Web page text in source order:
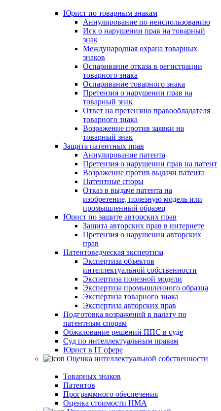
Юрист по товарным знакам
Аннулирование по неиспользованию
Иск о нарушении прав на товарный
знак
Международная охрана товарных
знаков
Оспаривание отказа в регистрации
товарного знака
Оспаривание товарного знака
Претензия о нарушении прав на
товарный знак
Ответ на претензию правообладателя
товарного знака
Возражение против заявки на
товарный знак
Защита патентных прав
Аннулирование патента
Претензия о нарушении прав на патент
Возражение против выдачи патента
Патентные споры
Отказ в выдаче патента на
изобретение, полезную модель или
промышленный образец
Юрист по защите авторских прав
Защита авторских прав в интернете
Претензия о нарушении авторских
прав
Патентоведческая экспертиза
Экспертиза объектов
интеллектуальной собственности
Экспертиза полезной модели
Экспертиза промышленного образца
Экспертиза товарного знака
Экспертиза авторских прав
Подготовка возражений в палату по
патентным спорам
Обжалование решений ППС в суде
Суд по интеллектуальным правам
Юрист в IT сфере
Оценка интеллектуальной собственности
Товарных знаков
Патентов
Программного обеспечения
Оценка стоимости НМА